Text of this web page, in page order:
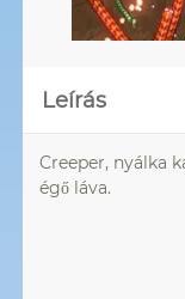
Leírás
Creeper, nyálka
égő láva.